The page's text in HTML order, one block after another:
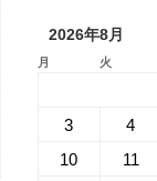
2026年8月
月 火
3
4
10
11